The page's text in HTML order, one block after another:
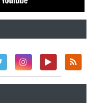
Inst
You